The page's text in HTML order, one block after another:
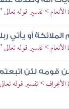
> تفسير قوله
أو يأتي
> تفسير قوله
من قومه لئن
> تفسير قوله